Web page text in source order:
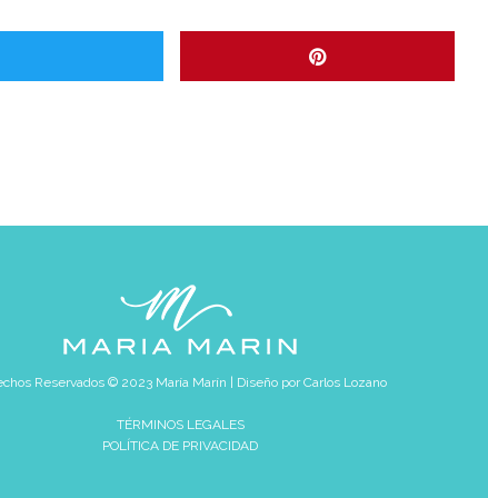
Reservados © 2023 María Marín | Diseño porCarlos Lozano
TÉRMINOS LEGALES
POLÍTICA DE PRIVACIDAD